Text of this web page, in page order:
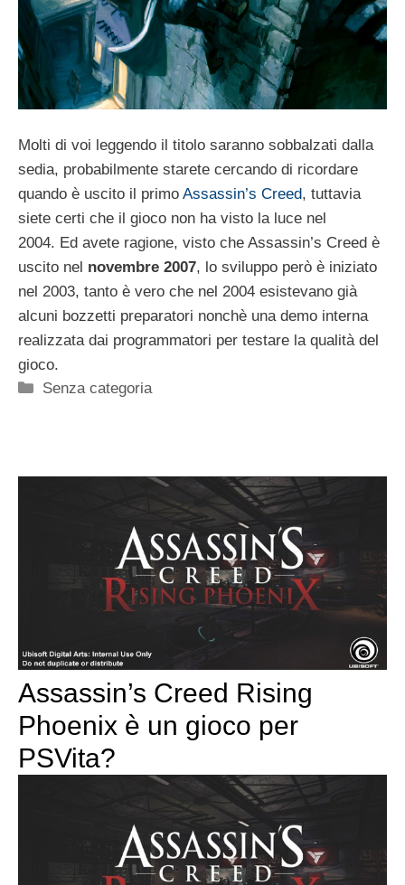
Molti di voi leggendo il titolo saranno sobbalzati dalla
sedia, probabilmente starete cercando di ricordare
quando è uscito il primo Assassin’s Creed, tuttavia
siete certi che il gioco non ha visto la luce nel
2004. Ed avete ragione, visto che Assassin’s Creed è
uscito nel novembre 2007, lo sviluppo però è iniziato
nel 2003, tanto è vero che nel 2004 esistevano già
alcuni bozzetti preparatori nonchè una demo interna
realizzata dai programmatori per testare la qualità del
gioco.
Categorie
Senza categoria
Assassin’s Creed Rising
Phoenix è un gioco per
PSVita?